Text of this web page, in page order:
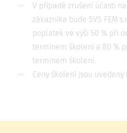
V případě zrušení účasti
zákazníka bude SVS FEM
poplatek ve výši 50 % při
termínem školení a 80 %
termínem školení.
Ceny školení jsou uvedeny